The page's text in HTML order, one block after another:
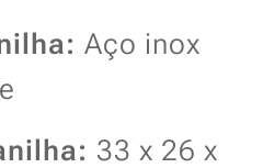
Aço inox
33 x 26 x